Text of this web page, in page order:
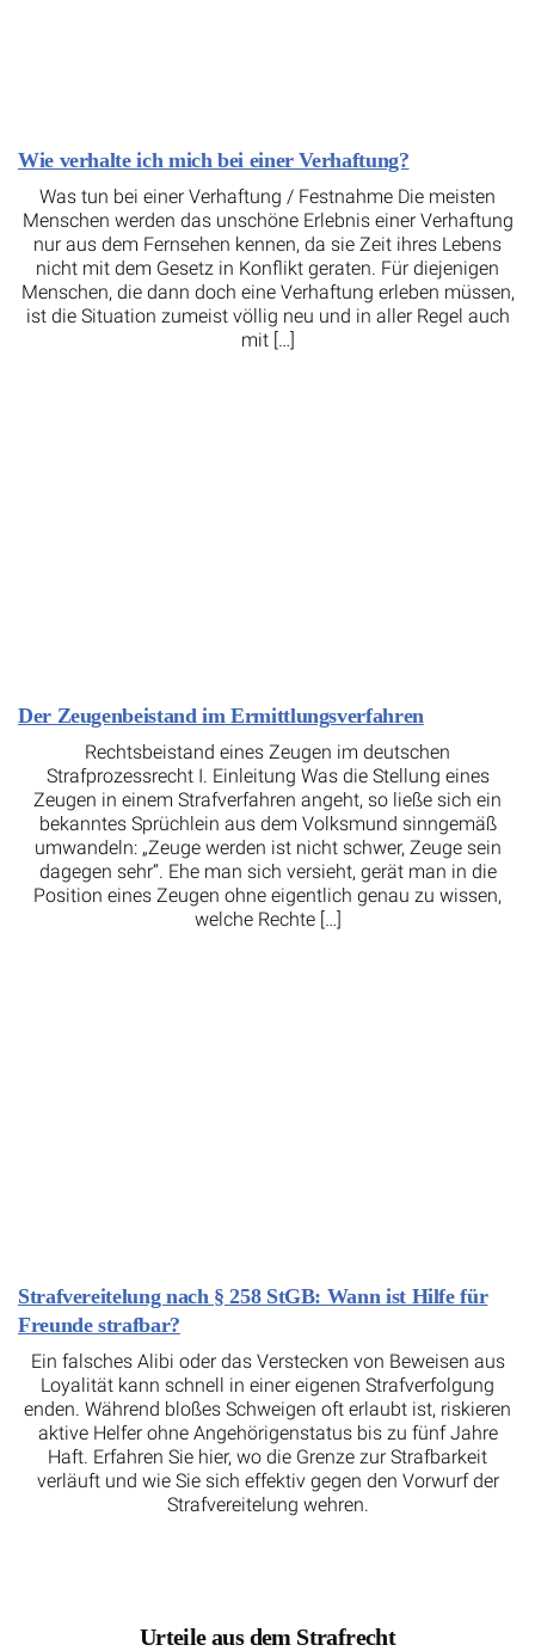
Wie verhalte ich mich bei einer Verhaftung?
Was tun bei einer Verhaftung / Festnahme Die meisten
Menschen werden das unschöne Erlebnis einer Verhaftung
nur aus dem Fernsehen kennen, da sie Zeit ihres Lebens
nicht mit dem Gesetz in Konflikt geraten. Für diejenigen
Menschen, die dann doch eine Verhaftung erleben müssen,
ist die Situation zumeist völlig neu und in aller Regel auch
mit […]
Der Zeugenbeistand im Ermittlungsverfahren
Rechtsbeistand eines Zeugen im deutschen
Strafprozessrecht I. Einleitung Was die Stellung eines
Zeugen in einem Strafverfahren angeht, so ließe sich ein
bekanntes Sprüchlein aus dem Volksmund sinngemäß
umwandeln: „Zeuge werden ist nicht schwer, Zeuge sein
dagegen sehr“. Ehe man sich versieht, gerät man in die
Position eines Zeugen ohne eigentlich genau zu wissen,
welche Rechte […]
Strafvereitelung nach § 258 StGB: Wann ist Hilfe für
Freunde strafbar?
Ein falsches Alibi oder das Verstecken von Beweisen aus
Loyalität kann schnell in einer eigenen Strafverfolgung
enden. Während bloßes Schweigen oft erlaubt ist, riskieren
aktive Helfer ohne Angehörigenstatus bis zu fünf Jahre
Haft. Erfahren Sie hier, wo die Grenze zur Strafbarkeit
verläuft und wie Sie sich effektiv gegen den Vorwurf der
Strafvereitelung wehren.
Urteile aus dem Strafrecht